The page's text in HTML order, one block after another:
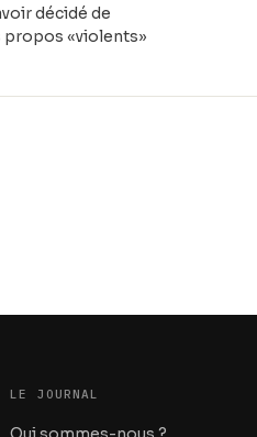
décidé de
propos «violents»
LE JOURNAL